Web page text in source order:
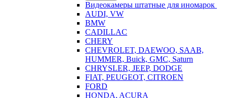
Видеокамеры штатные для иномарок
AUDI, VW
BMW
CADILLAC
CHERY
CHEVROLET, DAEWOO, SAAB,
HUMMER, Buick, GMC, Saturn
CHRYSLER, JEEP, DODGE
FIAT, PEUGEOT, CITROEN
FORD
HONDA, ACURA